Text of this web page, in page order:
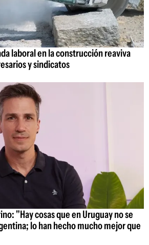
laboral en la construcción reaviva
y sindicatos
"Hay cosas que en Uruguay no se
lo han hecho mucho mejor que